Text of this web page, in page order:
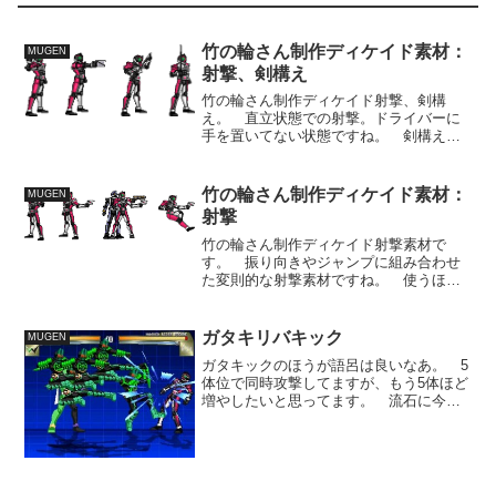
MUGEN
竹の輪さん制作ディケイド素材：
射撃、剣構え
竹の輪さん制作ディケイド射撃、剣構
え。 直立状態での射撃。ドライバーに
手を置いてない状態ですね。 剣構えは
MUGEN
竹の輪さん制作ディケイド素材：
射撃
竹の輪さん制作ディケイド射撃素材で
す。 振り向きやジャンプに組み合わせ
た変則的な射撃素材ですね。 使うほう
MUGEN ガタキリバキック
ガタキックのほうが語呂は良いなあ。 5
体位で同時攻撃してますが、もう5体ほど
増やしたいと思ってます。 流石に今週